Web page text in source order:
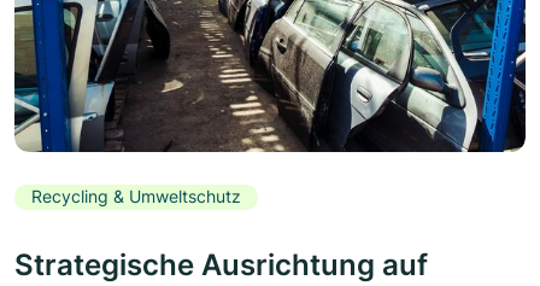
Recycling & Umweltschutz
Strategische Ausrichtung auf